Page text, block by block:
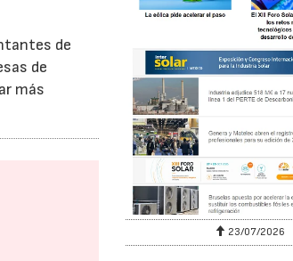
de
de
más
07/2026 23/07/2026